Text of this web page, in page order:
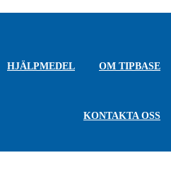
HJÄLPMEDEL OM TIPBASE
KONTAKTA OSS